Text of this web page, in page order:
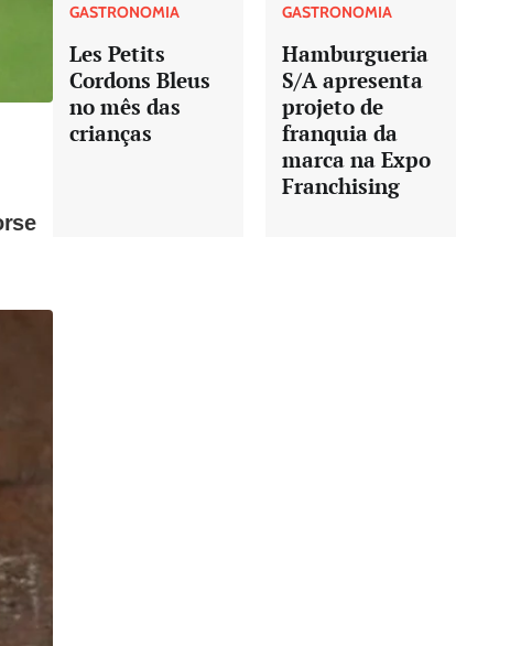
GASTRONOMIA
Les Petits
Cordons Bleus
no mês das
crianças
GASTRONOMIA
Hamburgueria
S/A apresenta
projeto de
franquia da
marca na Expo
Franchising